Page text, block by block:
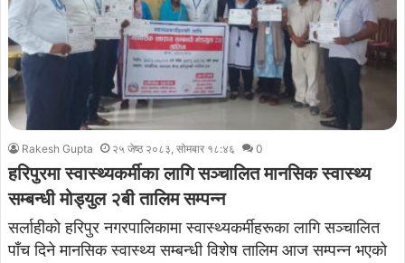
Rakesh Gupta २५ जेष्ठ २०८३, सोमबार १८:४६ 0
हरिपुरमा स्वास्थ्यकर्मीका लागि सञ्चालित मानसिक स्वास्थ्य
सम्बन्धी मोड्युल २बी तालिम सम्पन्न
सर्लाहीको हरिपुर नगरपालिकामा स्वास्थ्यकर्मीहरूका लागि सञ्चालित
पाँच दिने मानसिक स्वास्थ्य सम्बन्धी विशेष तालिम आज सम्पन्न भएको